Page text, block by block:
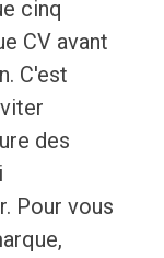
cinq
CV avant
C'est
des
Pour vous